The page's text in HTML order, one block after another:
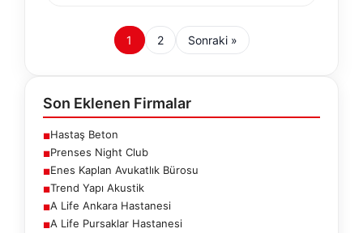
1 2 Sonraki »
Son Eklenen Firmalar
■Hastaş Beton
■Prenses Night Club
■Enes Kaplan Avukatlık Bürosu
■Trend Yapı Akustik
■A Life Ankara Hastanesi
■A Life Pursaklar Hastanesi